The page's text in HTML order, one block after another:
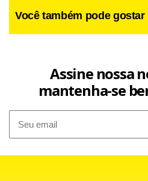
Você também pode gostar
Assine nossa
mantenha-se